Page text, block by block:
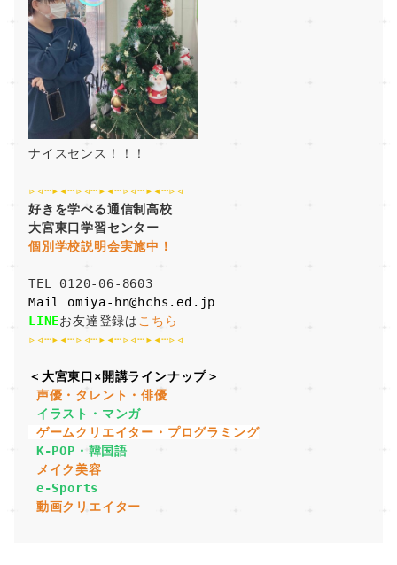
ナイスセンス！！！
▹◃┄▸◂┄▹◃┄▸◂┄▹◃┄▸◂┄▹◃
好きを学べる通信制高校
大宮東口学習センター
個別学校説明会実施中！
TEL 0120-06-8603
Mail omiya-hn@hchs.ed.jp
LINEお友達登録はこちら
▹◃┄▸◂┄▹◃┄▸◂┄▹◃┄▸◂┄▹◃
＜大宮東口×開講ラインナップ＞
声優・タレント・俳優
イラスト・マンガ
ゲームクリエイター・プログラミング
K-POP・韓国語
メイク美容
e-Sports
動画クリエイター